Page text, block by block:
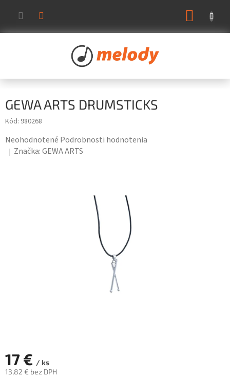
obsah
GEWA ARTS DRUMSTICKS
Kód: 980268
Priemerné
hodnotenie
Neohodnotené Podrobnosti hodnotenia
Značka:GEWA ARTS
17 € / ks
13,82 € bez DPH